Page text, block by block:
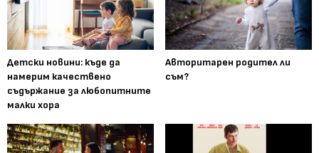
Детски новини: къде да
намерим качествено
съдържание за любопитните
малки хора
Авторитарен родител ли
съм?